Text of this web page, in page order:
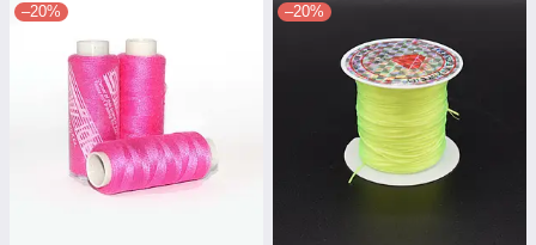
–20% –20%